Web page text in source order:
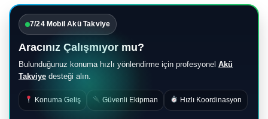
7/24 Mobil Akü Takviye
Aracınız Çalışmıyor mu?
Bulunduğunuz konuma hızlı yönlendirme için profesyonel Akü
Takviye desteği alın.
Konuma Geliş Güvenli Ekipman Hızlı Koordinasyon